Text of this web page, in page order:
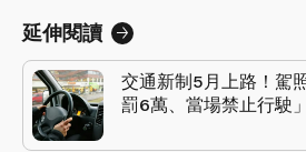
延伸閱讀
交通新制5月上路！駕
罰6萬、當場禁止行駛」